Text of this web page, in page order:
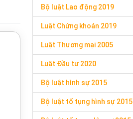
Bộ luật Lao động 2019
Luật Chứng khoán 2019
Luật Thương mại 2005
Luật Đầu tư 2020
Bộ luật hình sự 2015
Bộ luật tố tụng hình sự 2015